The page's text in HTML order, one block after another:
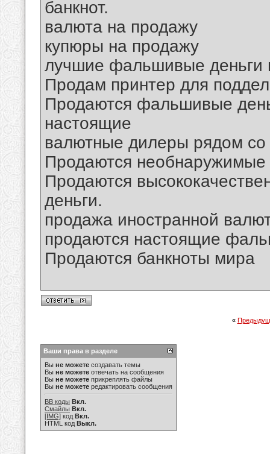
банкнот.
валюта на продажу
купюры на продажу
лучшие фальшивые деньги
Продам принтер для
Продаются фальшивые
настоящие
валютные дилеры рядом
Продаются
Продаются
деньги.
продажа иностранной
продаются настоящие
Продаются банкноты мира
«
Ваши права в разделе
Вы не можете создавать темы
Вы не можете отвечать на сообщения
Вы не можете прикреплять файлы
Вы не можете редактировать сообщения
BB коды Вкл.
Смайлы Вкл.
[IMG] код Вкл.
HTML код Выкл.